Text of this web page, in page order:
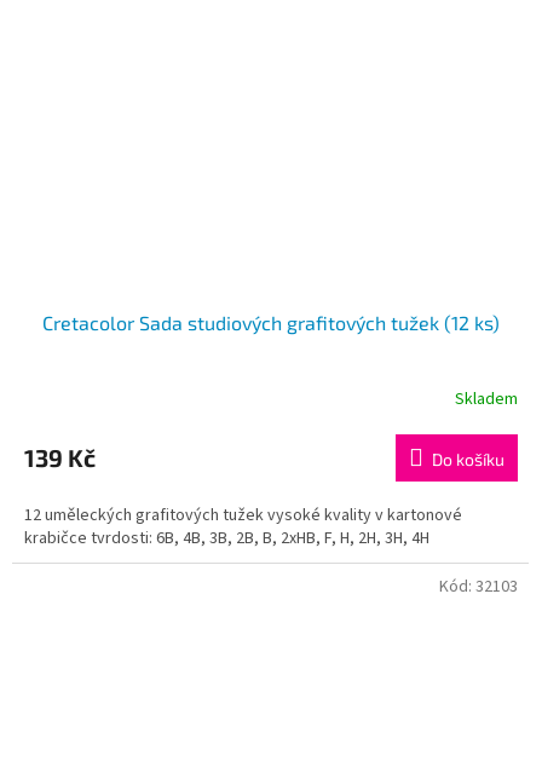
Cretacolor Sada studiových grafitových tužek (12 ks)
Skladem
139 Kč Do košíku
12 uměleckých grafitových tužek vysoké kvality v kartonové
krabičce tvrdosti: 6B, 4B, 3B, 2B, B, 2xHB, F, H, 2H, 3H, 4H
Kód: 32103